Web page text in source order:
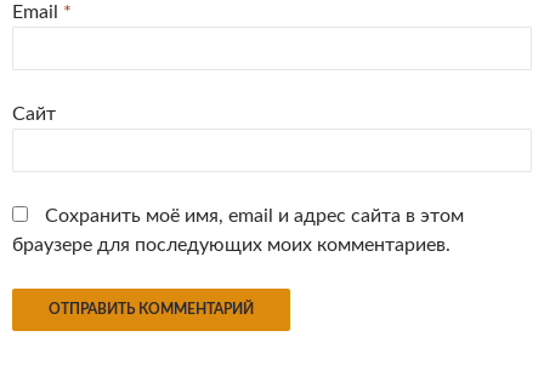
Email *
Сайт
Сохранить моё имя, email и адрес сайта в этом
браузере для последующих моих комментариев.